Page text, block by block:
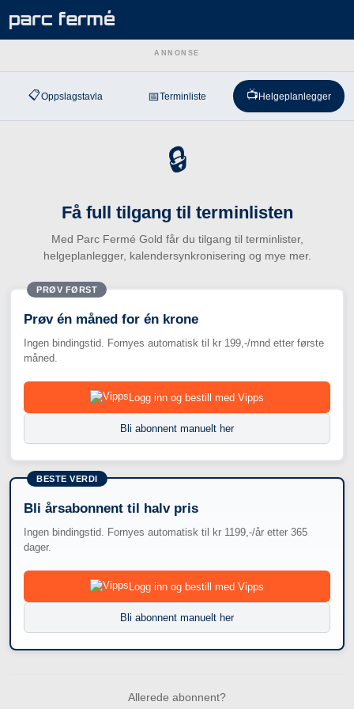
ANNONSE
📋Oppslagstavla 📅Terminliste 📺Helgeplanlegger
🔒
Få full tilgang til terminlisten
Med Parc Fermé Gold får du tilgang til terminlister,
helgeplanlegger, kalendersynkronisering og mye mer.
PRØV FØRST
Prøv én måned for én krone
Ingen bindingstid. Fornyes automatisk til kr 199,-/mnd etter første
måned.
Logg inn og bestill med Vipps
Bli abonnent manuelt her
BESTE VERDI
Bli årsabonnent til halv pris
Ingen bindingstid. Fornyes automatisk til kr 1199,-/år etter 365
dager.
Logg inn og bestill med Vipps
Bli abonnent manuelt her
Allerede abonnent?